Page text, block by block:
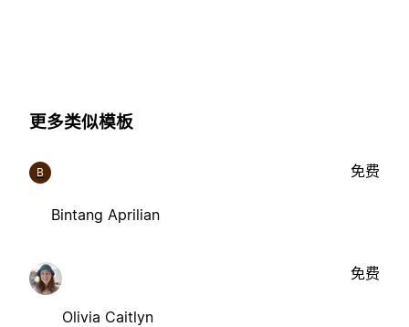
更多类似模板
B
Bintang Aprilian
免费
Olivia Caitlyn
免费